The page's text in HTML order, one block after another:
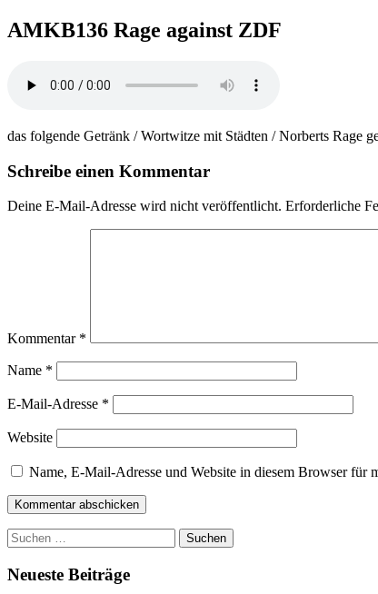
AMKB136 Rage against ZDF
das folgende Getränk / Wortwitze mit Städten / Norberts Rage
Schreibe einen Kommentar
Deine E-Mail-Adresse wird nicht veröffentlicht. Erforderliche
Kommentar *
Name *
E-Mail-Adresse *
Website
Name, E-Mail-Adresse und Website in diesem Browser für
Suchen
nach:
Neueste Beiträge